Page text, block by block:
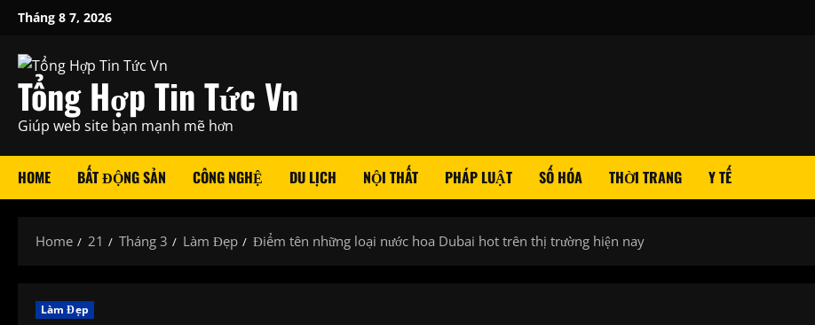
Skip
content
Tháng 8 7, 2026
Tổng Hợp Tin Tức Vn
Giúp web site bạn mạnh mẽ hơn
HOME BẤT ĐỘNG SẢN CÔNG NGHỆ DU LỊCH NỘI THẤT PHÁP LUẬT SỐ HÓA THỜI TRANG Y TẾ
Home 21 Tháng 3 Làm Đẹp Điểm tên những loại nước hoa Dubai hot trên thị trường hiện nay
Làm Đẹp